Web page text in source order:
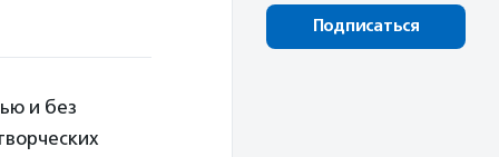
и без
Подписаться